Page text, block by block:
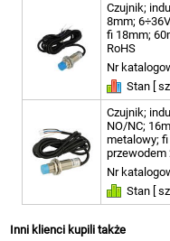
Czujnik;
8mm;
fi 18mm;
RoHS
Nr
Stan [
Czujnik;
NO/NC;
metalowy;
przewodem
Nr
Stan [
Inni klienci kupili także